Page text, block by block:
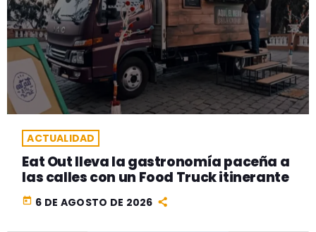
ACTUALIDAD
Eat Out lleva la gastronomía paceña a
las calles con un Food Truck itinerante
today 6 DE AGOSTO DE 2026